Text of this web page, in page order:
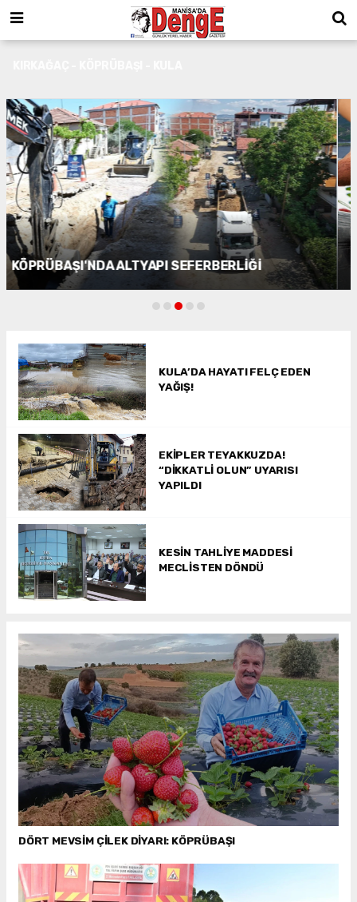
KÖPRÜBAŞI ÇİLEĞİNDE BARAJ BEREKETİ
KULA’DA HAYATI FELÇ EDEN
YAĞIŞ!
EKİPLER TEYAKKUZDA!
“DİKKATLİ OLUN” UYARISI
YAPILDI
KESİN TAHLİYE MADDESİ
MECLİSTEN DÖNDÜ
DÖRT MEVSİM ÇİLEK DİYARI: KÖPRÜBAŞI